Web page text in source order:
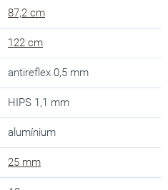
87,2 cm
122 cm
antireflex 0,5 mm
HIPS 1,1 mm
alumínium
25 mm